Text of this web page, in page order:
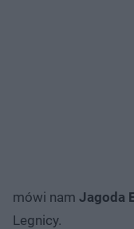
mówi nam Jagoda
Legnicy.